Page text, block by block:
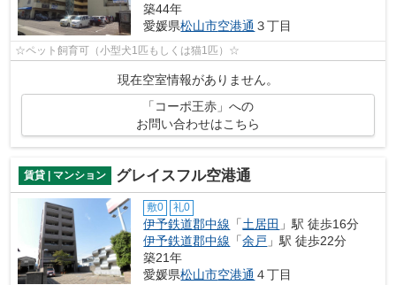
築44年
愛媛県松山市空港通 ３丁目
☆ペット飼育可（小型犬1匹もしくは猫1匹）☆
現在空室情報がありません。
「コーポ王赤」への
お問い合わせはこちら
賃貸 | マンション グレイスフル空港通
敷0 礼0
伊予鉄道郡中線 「土居田 」駅 徒歩16分
伊予鉄道郡中線 「余戸 」駅 徒歩22分
築21年
愛媛県松山市空港通 ４丁目